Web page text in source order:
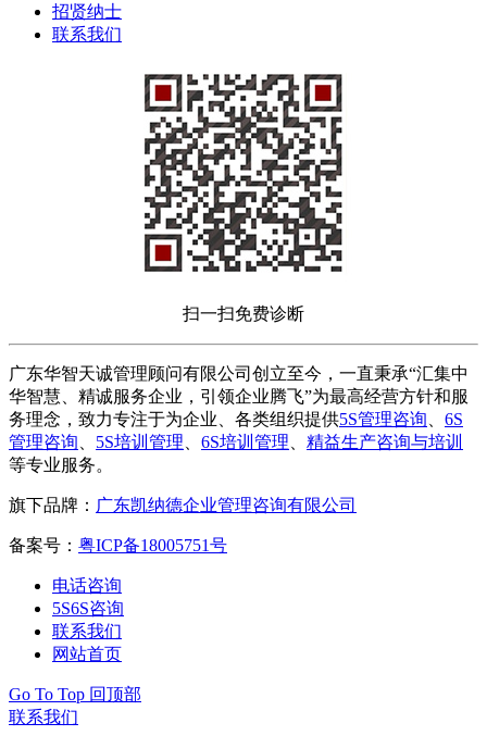
招贤纳士
联系我们
扫一扫免费诊断
广东华智天诚管理顾问有限公司创立至今，一直秉承“汇集中
华智慧、精诚服务企业，引领企业腾飞”为最高经营方针和服
务理念，致力专注于为企业、各类组织提供5S管理咨询
6S
管理咨询
5S培训管理 6S培训管理
精益生产咨询与培训
等专业服务。
旗下品牌： 广东凯纳德企业管理咨询有限公司
备案号： 粤ICP备18005751号
电话咨询
5S6S咨询
联系我们
网站首页
Go To Top 回顶部
联系我们